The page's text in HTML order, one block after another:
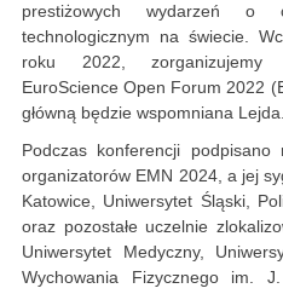
prestiżowych wydarzeń o
technologicznym na świecie.
roku 2022, zorganizujemy
EuroScience Open Forum 2022
główną będzie wspomniana Lejda.
Podczas konferencji
organizatorów EMN 2024, a jej
Katowice, Uniwersytet Śląski,
oraz pozostałe uczelnie
Uniwersytet Medyczny,
Wychowania Fizycznego im.